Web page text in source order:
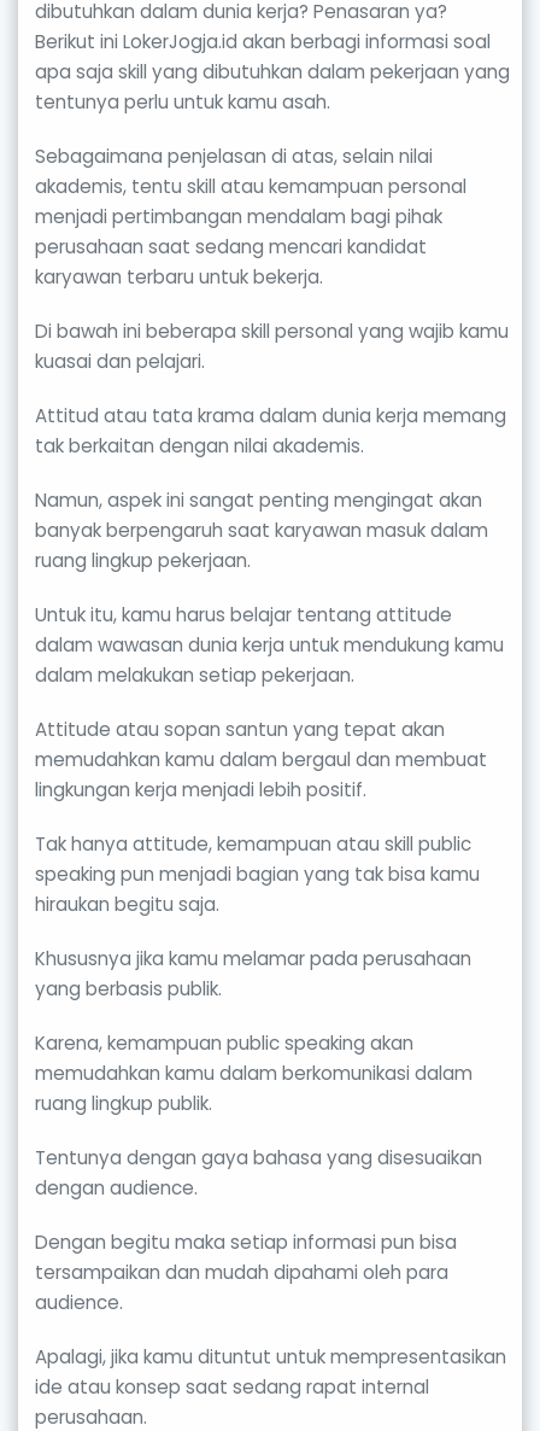
dibutuhkan dalam dunia kerja? Penasaran ya?
Berikut ini LokerJogja.id akan berbagi informasi soal
apa saja skill yang dibutuhkan dalam pekerjaan yang
tentunya perlu untuk kamu asah.
Sebagaimana penjelasan di atas, selain nilai
akademis, tentu skill atau kemampuan personal
menjadi pertimbangan mendalam bagi pihak
perusahaan saat sedang mencari kandidat
karyawan terbaru untuk bekerja.
Di bawah ini beberapa skill personal yang wajib kamu
kuasai dan pelajari.
Attitud atau tata krama dalam dunia kerja memang
tak berkaitan dengan nilai akademis.
Namun, aspek ini sangat penting mengingat akan
banyak berpengaruh saat karyawan masuk dalam
ruang lingkup pekerjaan.
Untuk itu, kamu harus belajar tentang attitude
dalam wawasan dunia kerja untuk mendukung kamu
dalam melakukan setiap pekerjaan.
Attitude atau sopan santun yang tepat akan
memudahkan kamu dalam bergaul dan membuat
lingkungan kerja menjadi lebih positif.
Tak hanya attitude, kemampuan atau skill public
speaking pun menjadi bagian yang tak bisa kamu
hiraukan begitu saja.
Khususnya jika kamu melamar pada perusahaan
yang berbasis publik.
Karena, kemampuan public speaking akan
memudahkan kamu dalam berkomunikasi dalam
ruang lingkup publik.
Tentunya dengan gaya bahasa yang disesuaikan
dengan audience.
Dengan begitu maka setiap informasi pun bisa
tersampaikan dan mudah dipahami oleh para
audience.
Apalagi, jika kamu dituntut untuk mempresentasikan
ide atau konsep saat sedang rapat internal
perusahaan.